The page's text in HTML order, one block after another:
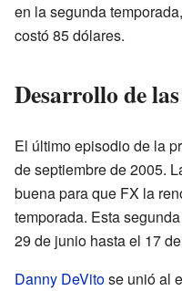
en la segunda
costó 85 dólares.
Desarrollo de
El último episodio de la
de septiembre de 2005.
buena para que FX la
temporada. Esta
29 de junio hasta el 17
Danny DeVitose unió al